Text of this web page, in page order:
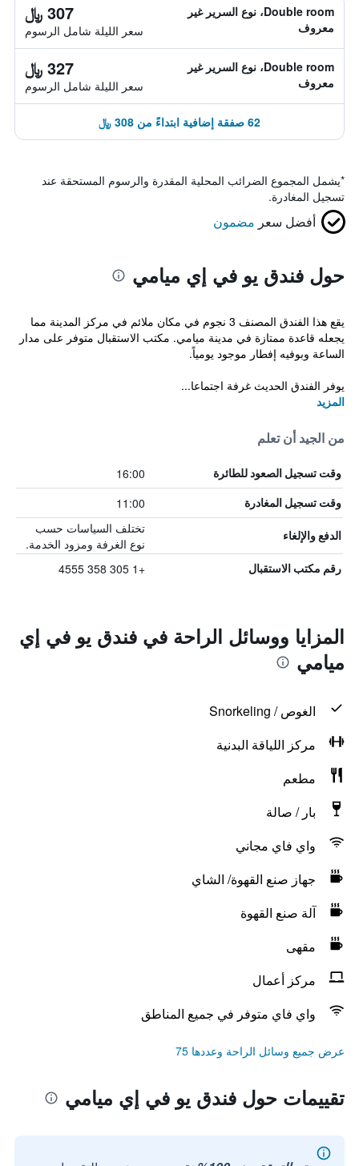
Double room، نوع السرير غير
معروف
307 ﷼
سعر الليلة شامل الرسوم
Double room، نوع السرير غير
معروف
327 ﷼
سعر الليلة شامل الرسوم
62 صفقة إضافية ابتداءً من 308 ﷼
*يشمل المجموع الضرائب المحلية المقدرة والرسوم المستحقة عند
تسجيل المغادرة.
أفضل سعر مضمون
حول فندق يو في إي ميامي
يقع هذا الفندق المصنف 3 نجوم في مكان ملائم في مركز المدينة مما
يجعله قاعدة ممتازة في مدينة ميامي. مكتب الاستقبال متوفر على مدار
الساعة وبوفيه إفطار موجود يومياً.
يوفر الفندق الحديث غرفة اجتماعا...
المزيد
من الجيد أن تعلم
وقت تسجيل الصعود للطائرة 16:00
وقت تسجيل المغادرة 11:00
الدفع والإلغاء
تختلف السياسات حسب
نوع الغرفة ومزود الخدمة.
رقم مكتب الاستقبال +1 305 358 4555
المزايا ووسائل الراحة في فندق يو في إي
ميامي
الغوص / Snorkeling
مركز اللياقة البدنية
مطعم
بار / صالة
واي فاي مجاني
جهاز صنع القهوة/ الشاي
آلة صنع القهوة
مقهى
مركز أعمال
واي فاي متوفر في جميع المناطق
عرض جميع وسائل الراحة وعددها 75
تقييمات حول فندق يو في إي ميامي